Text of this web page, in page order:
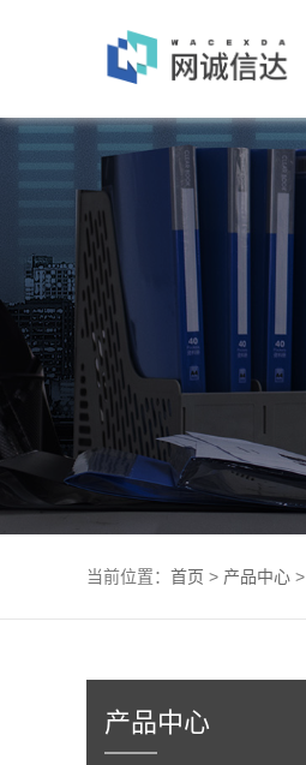
当前位置： 首页 > 产品中心 >
产品中心